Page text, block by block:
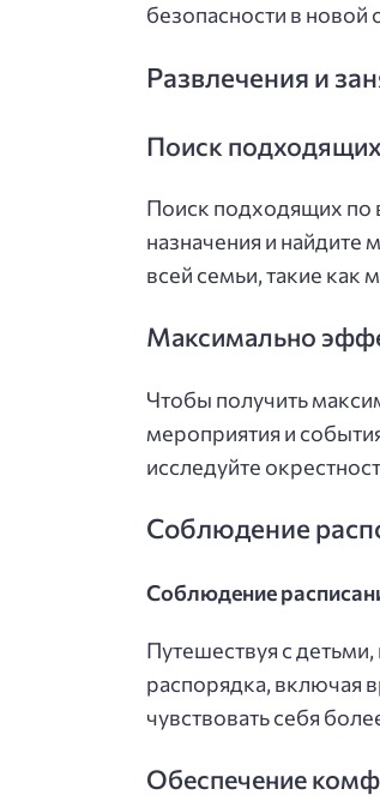
безопасности в новой
Развлечения и
Поиск подходящих
Поиск подходящих по
назначения и найдите
всей семьи, такие как
Максимально
Чтобы получить
мероприятия и
исследуйте
Соблюдение
Соблюдение
Путешествуя с
распорядка, включая
чувствовать себя
Обеспечение